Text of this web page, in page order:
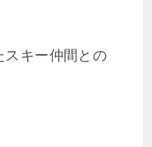
スキー仲間との